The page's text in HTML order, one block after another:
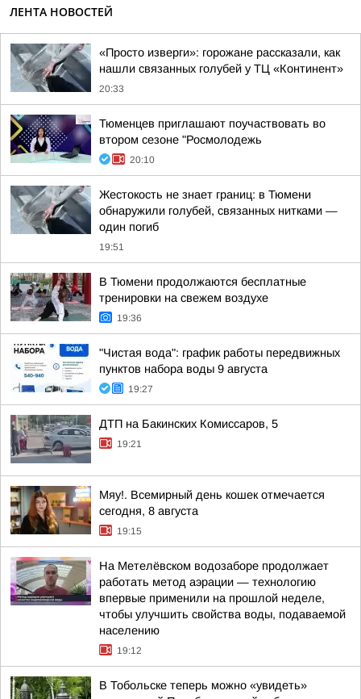
ЛЕНТА НОВОСТЕЙ
«Просто изверги»: горожане рассказали, как
нашли связанных голубей у ТЦ «Континент»
20:33
Тюменцев приглашают поучаствовать во
втором сезоне "Росмолодежь
20:10
Жестокость не знает границ: в Тюмени
обнаружили голубей, связанных нитками —
один погиб
19:51
В Тюмени продолжаются бесплатные
тренировки на свежем воздухе
19:36
"Чистая вода": график работы передвижных
пунктов набора воды 9 августа
19:27
ДТП на Бакинских Комиссаров, 5
19:21
Мяу!. Всемирный день кошек отмечается
сегодня, 8 августа
19:15
На Метелёвском водозаборе продолжает
работать метод аэрации — технологию
впервые применили на прошлой неделе,
чтобы улучшить свойства воды, подаваемой
населению
19:12
В Тобольске теперь можно «увидеть»